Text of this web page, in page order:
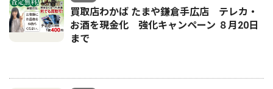
買取店わかば たまや鎌倉手広店 テレカ・
お酒を現金化 強化キャンペーン ８月20日
まで